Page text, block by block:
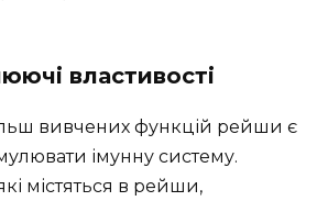
властивості
вивчених функцій рейши є
імунну систему.
містяться в рейши,